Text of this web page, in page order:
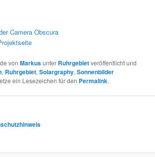
Camera Obscura
vonMarkusunter Ruhrgebietveröffentlicht und
, Ruhrgebiet,Solargraphy,Sonnenbilder
ein Lesezeichen für den Permalink.